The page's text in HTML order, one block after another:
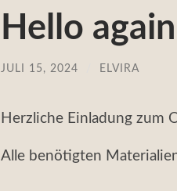
Hello
JULI 15, 2024 ELVIRA
Herzliche Einladung zum
Alle benötigten